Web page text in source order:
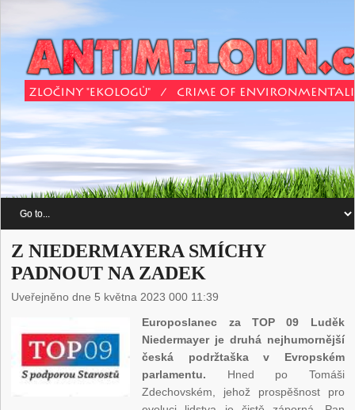
Z NIEDERMAYERA SMÍCHY
PADNOUT NA ZADEK
Uveřejněno dne 5 května 2023 000 11:39
Europoslanec za TOP 09 Luděk
Niedermayer je druhá nejhumornější
česká podržtaška v Evropském
parlamentu. Hned po Tomáši
Zdechovském, jehož prospěšnost pro